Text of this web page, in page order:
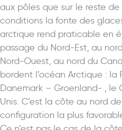
aux pôles que sur le reste
conditions la fonte des
arctique rend praticable en
passage du Nord-Est, au
Nord-Ouest, au nord du
bordent l’océan Arctique : la
Danemark – Groenland- , le
Unis. C’est la côte au nord
configuration la plus